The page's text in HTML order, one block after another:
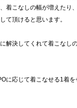
着こなしの幅が増えたり
て頂けると思います。
解決してくれて着こなし
に応じて着こなせる1着